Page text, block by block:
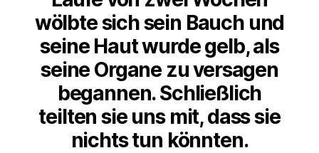
wölbte sich sein Bauch und
seine Haut wurde gelb, als
seine Organe zu versagen
begannen. Schließlich
teilten sie uns mit, dass sie
nichts tun könnten.